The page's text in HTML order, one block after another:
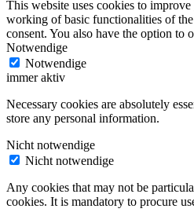
This website uses cookies to
working of basic functionalities of
consent. You also have the option to
Notwendige
Notwendige
immer aktiv
Necessary cookies are absolutely
store any personal information.
Nicht notwendige
Nicht notwendige
Any cookies that may not be
cookies. It is mandatory to procure